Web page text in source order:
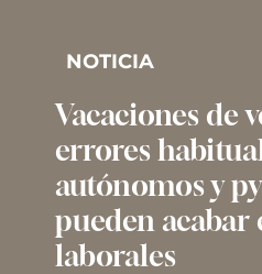
NOTICIA
Vacaciones de
errores
autónomos y
pueden
laborales